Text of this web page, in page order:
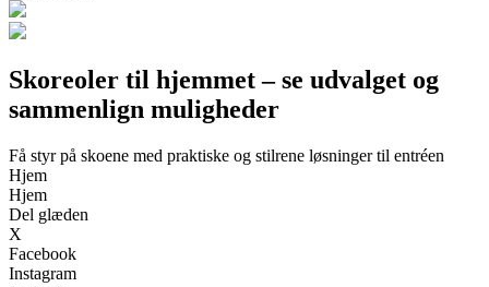
Skoreoler til hjemmet – se udvalget og
sammenlign muligheder
Få styr på skoene med praktiske og stilrene løsninger til entréen
Hjem
Hjem
Del glæden
X
Facebook
Instagram